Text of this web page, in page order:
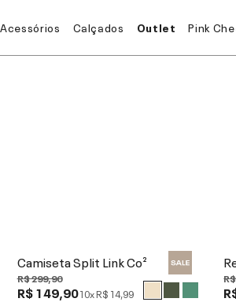
Acessórios Calçados Outlet Pink
Camiseta Split Link Co²
R$ 299,90
R$ 149,9010xR$ 14,99